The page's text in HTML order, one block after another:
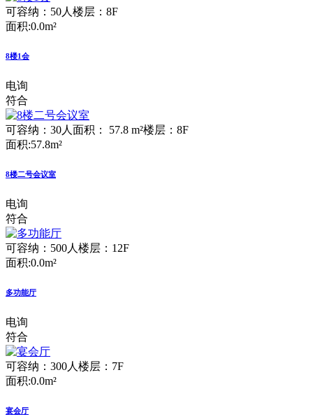
可容纳：50人 楼层：8F
面积:0.0m²
8楼1会
电询
符合
可容纳：30人 面积： 57.8 m²楼层：8F
面积:57.8m²
8楼二号会议室
电询
符合
可容纳：500人 楼层：12F
面积:0.0m²
多功能厅
电询
符合
可容纳：300人 楼层：7F
面积:0.0m²
宴会厅